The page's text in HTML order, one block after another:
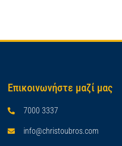
Επικοινωνήστε μαζί μας
7000 3337
info@christoubros.com